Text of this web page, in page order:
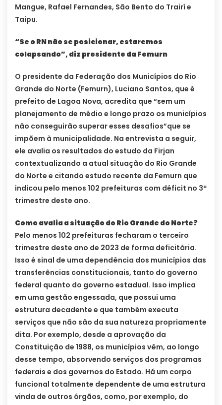
Mangue, Rafael Fernandes, São Bento do Trairí e
Taipu.
“Se o RN não se posicionar, estaremos
colapsando”, diz presidente da Femurn
O presidente da Federação dos Municípios do Rio
Grande do Norte (Femurn), Luciano Santos, que é
prefeito de Lagoa Nova, acredita que “sem um
planejamento de médio e longo prazo os municípios
não conseguirão superar esses desafios”que se
impõem à municipalidade. Na entrevista a seguir,
ele avalia os resultados do estudo da Firjan
contextualizando a atual situação do Rio Grande
do Norte e citando estudo recente da Femurn que
indicou pelo menos 102 prefeituras com déficit no 3º
trimestre deste ano.
Como avalia a situação do Rio Grande do Norte?
Pelo menos 102 prefeituras fecharam o terceiro
trimestre deste ano de 2023 de forma deficitária.
Isso é sinal de uma dependência dos municípios das
transferências constitucionais, tanto do governo
federal quanto do governo estadual. Isso implica
em uma gestão engessada, que possui uma
estrutura decadente e que também executa
serviços que não são da sua natureza propriamente
dita. Por exemplo, desde a aprovação da
Constituição de 1988, os municípios vêm, ao longo
desse tempo, absorvendo serviços dos programas
federais e dos governos do Estado. Há um corpo
funcional totalmente dependente de uma estrutura
vinda de outros órgãos, como, por exemplo, do